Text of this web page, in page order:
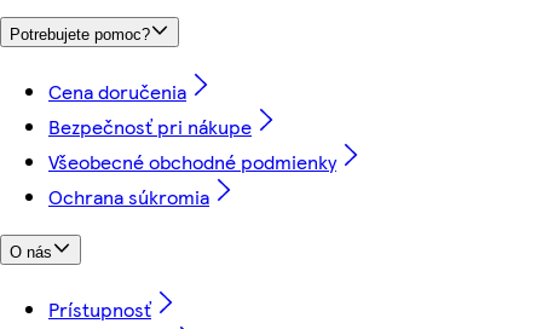
Potrebujete pomoc?
Cena doručenia
Bezpečnosť pri nákupe
Všeobecné obchodné podmienky
Ochrana súkromia
O nás
Prístupnosť